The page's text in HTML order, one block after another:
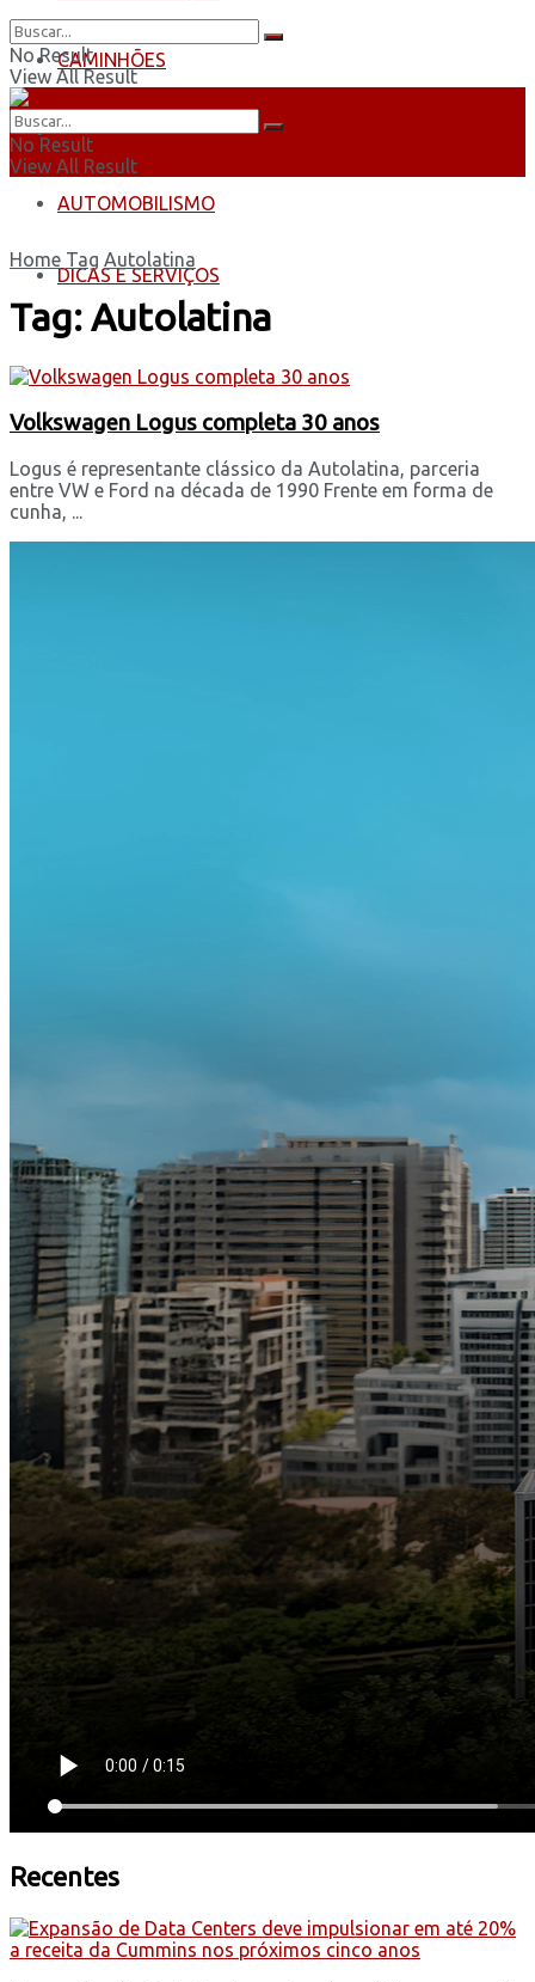
CAMINHÕES
ÔNIBUS
AUTOMOBILISMO
DICAS E SERVIÇOS
No Result
View All Result
No Result
View All Result
Home Tag Autolatina
Tag:Autolatina
Volkswagen Logus completa 30 anos
Logus é representante clássico da Autolatina, parceria
entre VW e Ford na década de 1990 Frente em forma de
cunha, ...
Recentes